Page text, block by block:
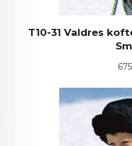
T10-31 Valdres
Pris